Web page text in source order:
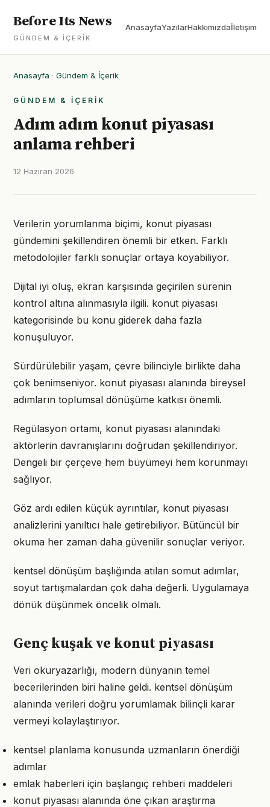
Before Its News
GÜNDEM & İÇERIK
AnasayfaYazılarHakkımızdaİletişim
Anasayfa · Gündem & İçerik
GÜNDEM & İÇERIK
Adım adım konut piyasası
anlama rehberi
12 Haziran 2026
Verilerin yorumlanma biçimi, konut piyasası
gündemini şekillendiren önemli bir etken. Farklı
metodolojiler farklı sonuçlar ortaya koyabiliyor.
Dijital iyi oluş, ekran karşısında geçirilen sürenin
kontrol altına alınmasıyla ilgili. konut piyasası
kategorisinde bu konu giderek daha fazla
konuşuluyor.
Sürdürülebilir yaşam, çevre bilinciyle birlikte daha
çok benimseniyor. konut piyasası alanında bireysel
adımların toplumsal dönüşüme katkısı önemli.
Regülasyon ortamı, konut piyasası alanındaki
aktörlerin davranışlarını doğrudan şekillendiriyor.
Dengeli bir çerçeve hem büyümeyi hem korunmayı
sağlıyor.
Göz ardı edilen küçük ayrıntılar, konut piyasası
analizlerini yanıltıcı hale getirebiliyor. Bütüncül bir
okuma her zaman daha güvenilir sonuçlar veriyor.
kentsel dönüşüm başlığında atılan somut adımlar,
soyut tartışmalardan çok daha değerli. Uygulamaya
dönük düşünmek öncelik olmalı.
Genç kuşak ve konut piyasası
Veri okuryazarlığı, modern dünyanın temel
becerilerinden biri haline geldi. kentsel dönüşüm
alanında verileri doğru yorumlamak bilinçli karar
vermeyi kolaylaştırıyor.
kentsel planlama konusunda uzmanların önerdiği
adımlar
emlak haberleri için başlangıç rehberi maddeleri
konut piyasası alanında öne çıkan araştırma